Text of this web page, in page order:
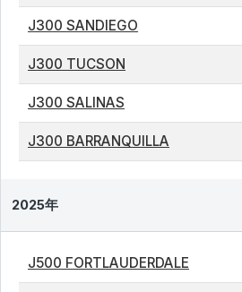
J300 SANDIEGO
J300 TUCSON
J300 SALINAS
J300 BARRANQUILLA
2025年
J500 FORTLAUDERDALE